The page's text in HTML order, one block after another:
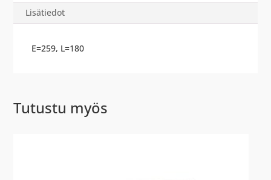
Lisätiedot
E=259, L=180
Tutustu myös